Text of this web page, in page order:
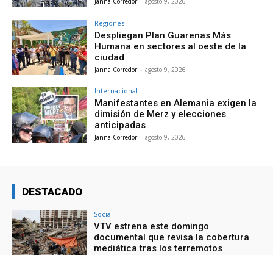
Regiones
Despliegan Plan Guarenas Más
Humana en sectores al oeste de la
ciudad
Janna Corredor - agosto 9, 2026
Internacional
Manifestantes en Alemania exigen la
dimisión de Merz y elecciones
anticipadas
Janna Corredor - agosto 9, 2026
DESTACADO
Social
VTV estrena este domingo
documental que revisa la cobertura
mediática tras los terremotos